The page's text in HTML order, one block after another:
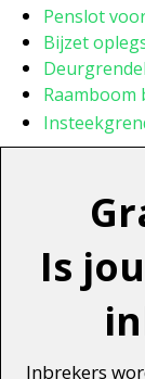
Penslot
Bijzet
Raamboom
Is
Inbrekers